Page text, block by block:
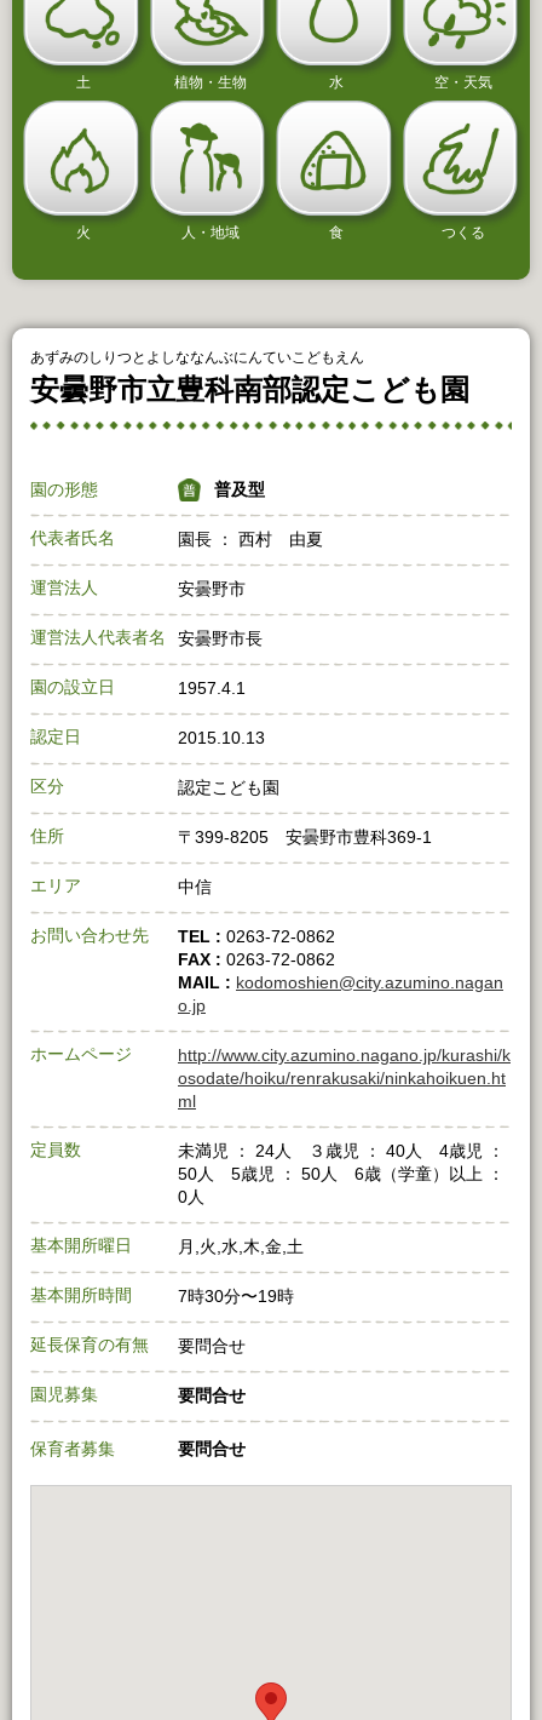
土 植物・生物 水 空・天気
火 人・地域 食 つくる
あずみのしりつとよしななんぶにんていこどもえん
安曇野市立豊科南部認定こども園
園の形態 普及型
代表者氏名 園長 ： 西村 由夏
運営法人 安曇野市
運営法人代表者名 安曇野市長
園の設立日 1957.4.1
認定日 2015.10.13
区分 認定こども園
住所 〒399-8205 安曇野市豊科369-1
エリア 中信
お問い合わせ先 TEL : 0263-72-0862
FAX : 0263-72-0862
MAIL : kodomoshien@city.azumino.nagan
o.jp
ホームページ
http://www.city.azumino.nagano.jp/kurashi/k
osodate/hoiku/renrakusaki/ninkahoikuen.ht
ml
定員数
未満児 ： 24人 ３歳児 ： 40人 4歳児 ：
50人 5歳児 ： 50人 6歳（学童）以上 ：
0人
基本開所曜日 月,火,水,木,金,土
基本開所時間 7時30分〜19時
延長保育の有無 要問合せ
園児募集 要問合せ
保育者募集 要問合せ